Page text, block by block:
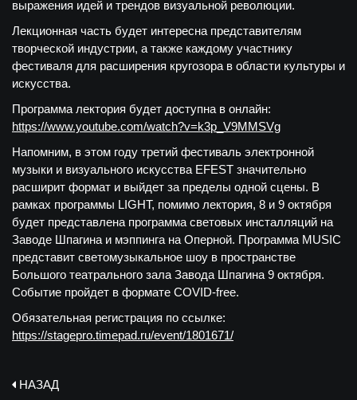
выражения идей и трендов визуальной революции.
Лекционная часть будет интересна представителям
творческой индустрии, а также каждому участнику
фестиваля для расширения кругозора в области культуры и
искусства.
Программа лектория будет доступна в онлайн:
https://www.youtube.com/watch?v=k3p_V9MMSVg
Напомним, в этом году третий фестиваль электронной
музыки и визуального искусства EFEST значительно
расширит формат и выйдет за пределы одной сцены. В
рамках программы LIGHT, помимо лектория, 8 и 9 октября
будет представлена программа световых инсталляций на
Заводе Шпагина и мэппинга на Оперной. Программа MUSIC
представит светомузыкальное шоу в пространстве
Большого театрального зала Завода Шпагина 9 октября.
Событие пройдет в формате COVID-free.
Обязательная регистрация по ссылке:
https://stagepro.timepad.ru/event/1801671/
НАЗАД